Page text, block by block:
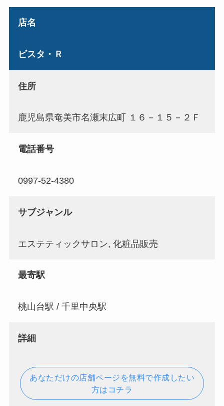
店名
ビスタ・Ｒ
住所
鹿児島県奄美市名瀬末広町 １６－１５－２Ｆ
電話番号
0997-52-4380
サブジャンル
エステティックサロン, 化粧品販売
最寄駅
桃山台駅 / 千里中央駅
詳細
あなただけの店舗ページを無料で作成したい
方はコチラ